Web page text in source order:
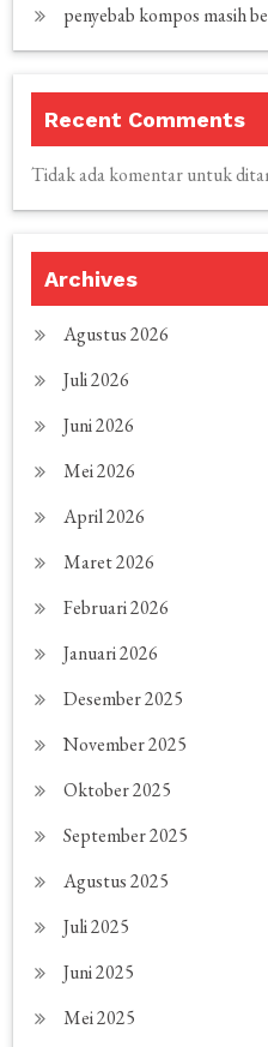
penyebab kompos masih
Recent Comments
Tidak ada komentar untuk
Archives
Agustus 2026
Juli 2026
Juni 2026
Mei 2026
April 2026
Maret 2026
Februari 2026
Januari 2026
Desember 2025
November 2025
Oktober 2025
September 2025
Agustus 2025
Juli 2025
Juni 2025
Mei 2025